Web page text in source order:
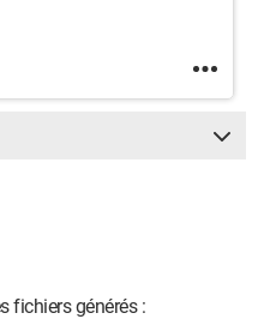
fichiers générés :